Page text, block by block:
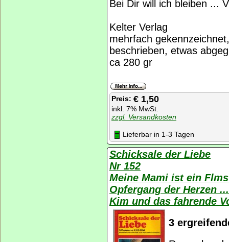
Bei Dir will ich bleiben ...
Kelter Verlag
mehrfach
beschrieben, etwas
ca 280 gr
Preis: € 1,50
inkl. 7% MwSt.
zzgl. Versandkosten
Lieferbar in 1-3 Tagen
Schicksale der Liebe
Nr 152
Meine Mami ist ein
Opfergang der Herzen
Kim und das fahrende
3